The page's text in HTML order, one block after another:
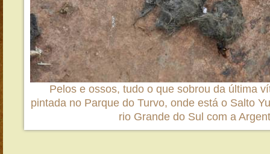
Pelos e ossos, tudo o que sobrou da última
pintada no Parque do Turvo, onde está o Salto
rio Grande do Sul com a